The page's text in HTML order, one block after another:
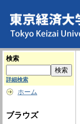
検索
詳細検索
ホーム
ブラウズ